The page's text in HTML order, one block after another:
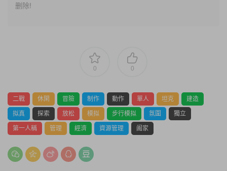
删除!
0 0
二戰 休閑 冒險 制作 動作 單人 坦克
建造
拟真
探索 放松 模拟 步行模拟 氛圍
獨立
第一人稱
管理 經濟 資源管理 阖家